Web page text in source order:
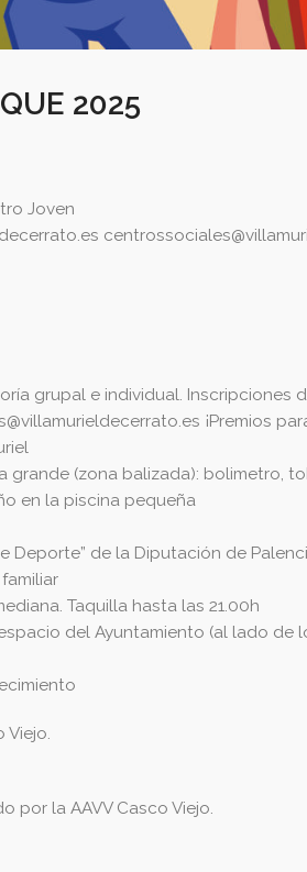
2025
Joven
grupal e individual. Inscripciones
¡Premios
(zona balizada): bolimetro,
en la piscina pequeña
Deporte” de la Diputación de
Taquilla hasta las 21.00h
del Ayuntamiento (al lado
Viejo.
por la AAVV Casco Viejo.